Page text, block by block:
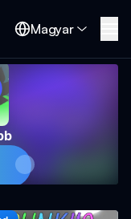
Magyar